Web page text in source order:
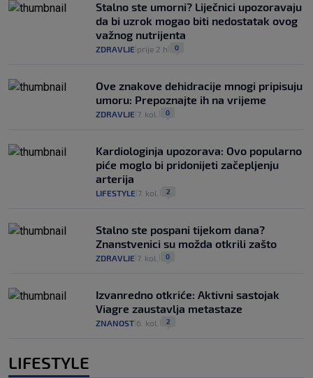
Stalno ste umorni? Liječnici upozoravaju
da bi uzrok mogao biti nedostatak ovog
važnog nutrijenta
ZDRAVLJE prije 2 h 0
Ove znakove dehidracije mnogi pripisuju
umoru: Prepoznajte ih na vrijeme
ZDRAVLJE 7. kol. 0
Kardiologinja upozorava: Ovo popularno
piće moglo bi pridonijeti začepljenju
arterija
LIFESTYLE 7. kol. 2
Stalno ste pospani tijekom dana?
Znanstvenici su možda otkrili zašto
ZDRAVLJE 7. kol. 0
Izvanredno otkriće: Aktivni sastojak
Viagre zaustavlja metastaze
ZNANOST 6. kol. 2
LIFESTYLE